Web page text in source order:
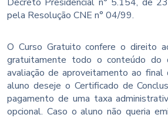
pela Resolução CNE n° 04/99.
O Curso Gratuito confere o direito
gratuitamente todo o conteúdo do
avaliação de aproveitamento ao final
aluno deseje o Certificado de
pagamento de uma taxa
opcional. Caso o aluno não queria